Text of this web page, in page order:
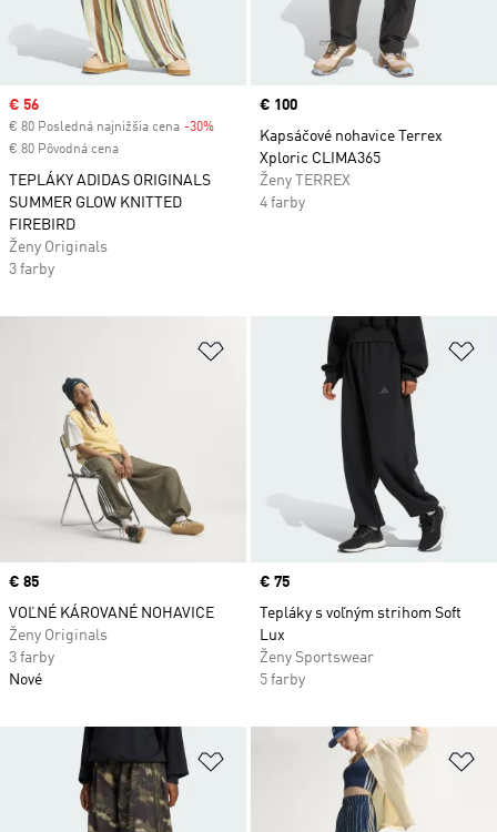
Sale price
€ 56
€ 80 Posledná najnižšia cena -30% Discount
€ 80 Pôvodná cena
TEPLÁKY ADIDAS ORIGINALS
SUMMER GLOW KNITTED
FIREBIRD
Ženy Originals
3 farby
Price
€ 100
Kapsáčové nohavice Terrex
Xploric CLIMA365
Ženy TERREX
4 farby
Pridať do zoznamu želaných
Price
€ 85
VOĽNÉ KÁROVANÉ NOHAVICE
Ženy Originals
3 farby
Nové
Price
€ 75
Tepláky s voľným strihom Soft
Lux
Ženy Sportswear
5 farby
Pridať do zoznamu želaných